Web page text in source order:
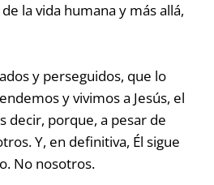
la vida humana y más allá,
y perseguidos, que lo
y vivimos a Jesús, el
decir, porque, a pesar de
Y, en definitiva, Él sigue
No nosotros.